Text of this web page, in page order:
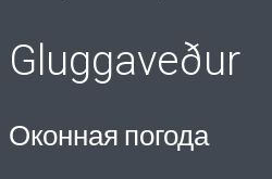
Gluggaveður
Оконная погода